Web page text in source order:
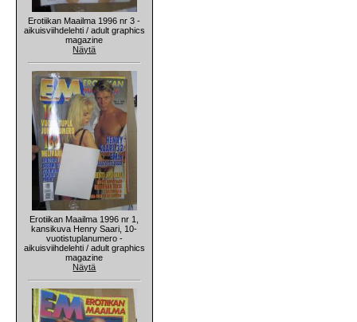
Erotiikan Maailma 1996 nr 3 -
aikuisviihdelehti / adult graphics
magazine
Näytä
Erotiikan Maailma 1996 nr 1,
kansikuva Henry Saari, 10-
vuotistuplanumero -
aikuisviihdelehti / adult graphics
magazine
Näytä